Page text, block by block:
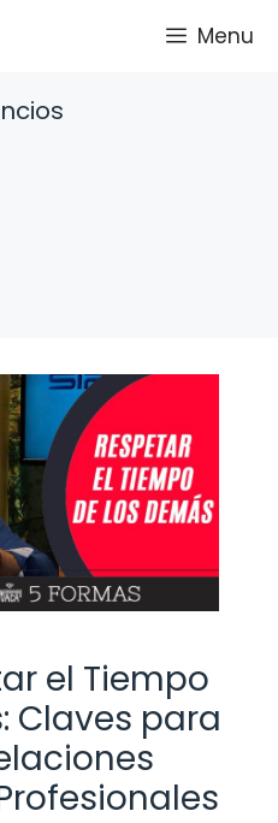
Menu
el Tiempo
Claves para